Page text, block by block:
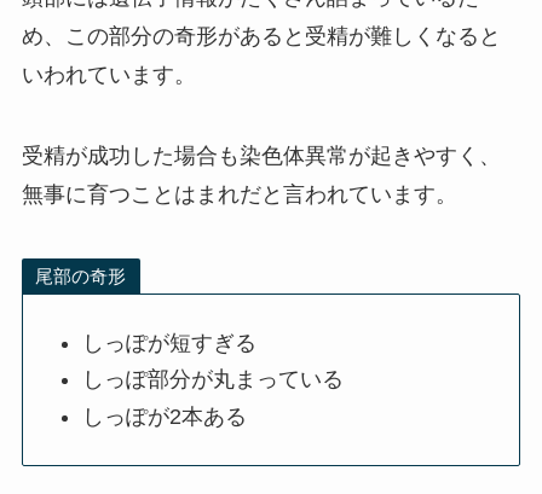
め、この部分の奇形があると受精が難しくなると
いわれています。
受精が成功した場合も染色体異常が起きやすく、
無事に育つことはまれだと言われています。
尾部の奇形
しっぽが短すぎる
しっぽ部分が丸まっている
しっぽが2本ある